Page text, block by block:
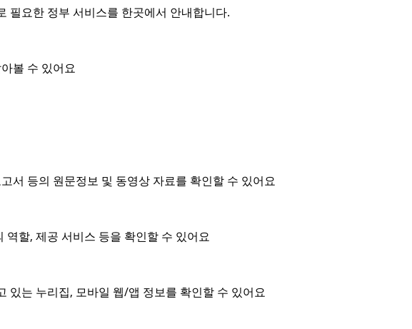
필요한 정부 서비스를 한곳에서 안내합니다.
볼 수 있어요
서 등의 원문정보 및 동영상 자료를 확인할 수 있어요
역할, 제공 서비스 등을 확인할 수 있어요
있는 누리집, 모바일 웹/앱 정보를 확인할 수 있어요